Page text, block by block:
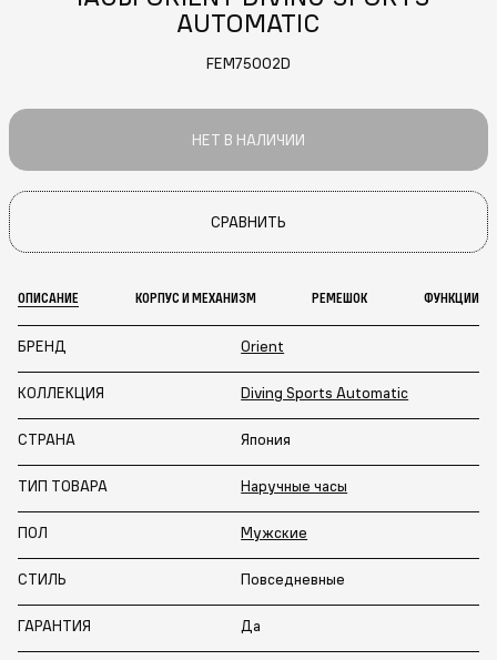
AUTOMATIC
FEM75002D
НЕТ В НАЛИЧИИ
СРАВНИТЬ
ОПИСАНИЕ КОРПУС И МЕХАНИЗМ РЕМЕШОК ФУНКЦИИ
БРЕНД Orient
КОЛЛЕКЦИЯ Diving Sports Automatic
СТРАНА Япония
ТИП ТОВАРА Наручные часы
ПОЛ Мужские
СТИЛЬ Повседневные
ГАРАНТИЯ Да